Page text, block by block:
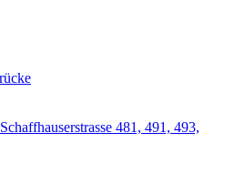
481, 491, 493,